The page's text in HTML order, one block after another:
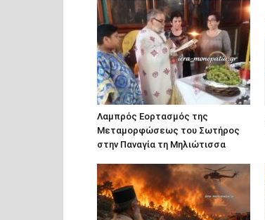
Λαμπρός Εορτασμός της
Μεταμορφώσεως του Σωτήρος
στην Παναγία τη Μηλιώτισσα